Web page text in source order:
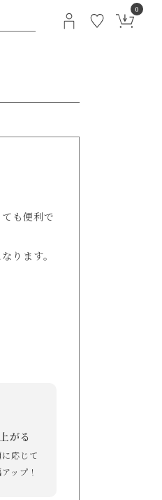
0
も便利で
ります。
がる
応じて
ップ！